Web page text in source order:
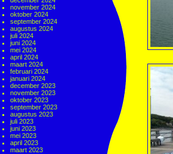
november 2024
oktober 2024
september 2024
augustus 2024
juli 2024
juni 2024
mei 2024
april 2024
maart 2024
februari 2024
januari 2024
december 2023
november 2023
oktober 2023
september 2023
augustus 2023
juli 2023
juni 2023
mei 2023
april 2023
maart 2023